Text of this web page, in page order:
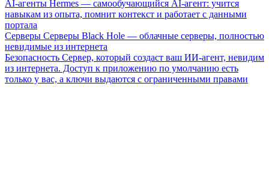
AI-агенты Hermes — самообучающийся AI-агент: учится
навыкам из опыта, помнит контекст и работает с данными
портала
Серверы Серверы Black Hole — облачные серверы, полностью
невидимые из интернета
Безопасность Сервер, который создаст ваш ИИ-агент, невидим
из интернета. Доступ к приложению по умолчанию есть
только у вас, а ключи выдаются с ограниченными правами